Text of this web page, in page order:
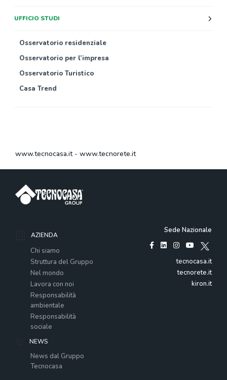
UFFICIO STUDI
Osservatorio residenziale
Osservatorio per l’impresa
Osservatorio Turistico
Casa Trend
www.tecnocasa.it- www.tecnorete.it
AZIENDA
Chi siamo
Struttura del Gruppo
Nel mondo
Lavora con noi
Responsabilità
ambientale
Responsabilità
sociale
NEWS
News dal Gruppo
Tecnocasa
Sede Nazionale
tecnocasa.it
tecnorete.it
kiron.it